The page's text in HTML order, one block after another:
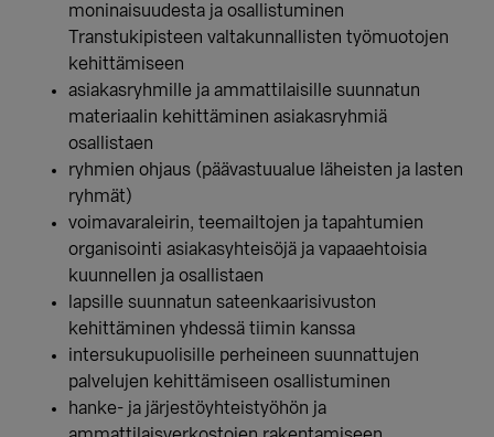
moninaisuudesta ja osallistuminen
Transtukipisteen valtakunnallisten työmuotojen
kehittämiseen
asiakasryhmille ja ammattilaisille suunnatun
materiaalin kehittäminen asiakasryhmiä
osallistaen
ryhmien ohjaus (päävastuualue läheisten ja lasten
ryhmät)
voimavaraleirin, teemailtojen ja tapahtumien
organisointi asiakasyhteisöjä ja vapaaehtoisia
kuunnellen ja osallistaen
lapsille suunnatun sateenkaarisivuston
kehittäminen yhdessä tiimin kanssa
intersukupuolisille perheineen suunnattujen
palvelujen kehittämiseen osallistuminen
hanke- ja järjestöyhteistyöhön ja